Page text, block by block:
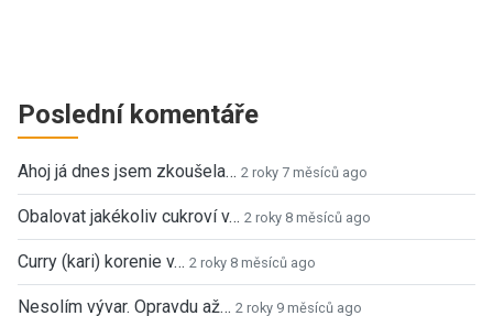
Poslední komentáře
Ahoj já dnes jsem zkoušela… 2 roky 7 měsíců ago
Obalovat jakékoliv cukroví v… 2 roky 8 měsíců ago
Curry (kari) korenie v… 2 roky 8 měsíců ago
Nesolím vývar. Opravdu až… 2 roky 9 měsíců ago